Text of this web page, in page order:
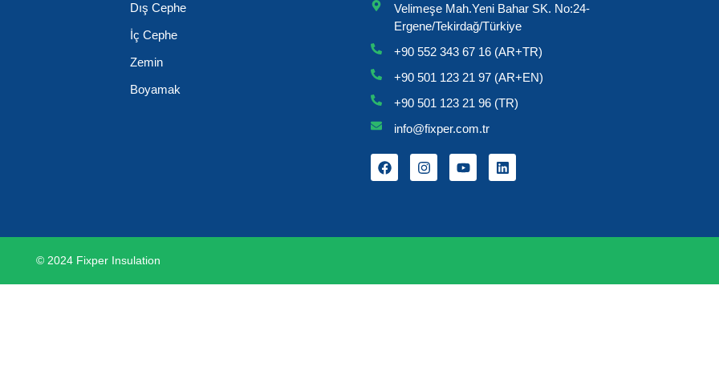
Dış Cephe
İç Cephe
Zemin
Boyamak
Velimeşe Mah.Yeni Bahar SK. No:24-
Ergene/Tekirdağ/Türkiye
+90 552 343 67 16 (AR+TR)
+90 501 123 21 97 (AR+EN)
+90 501 123 21 96 (TR)
info@fixper.com.tr
© 2024 Fixper Insulation